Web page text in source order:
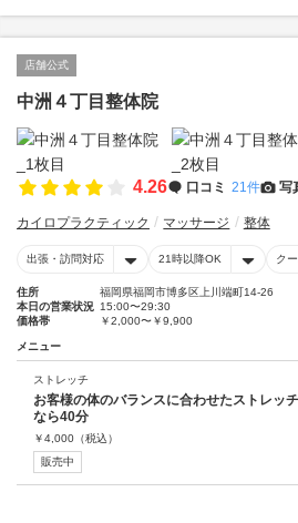
店舗公式
中洲４丁目整体院
4.26 口コミ 21件 写
カイロプラクティック マッサージ 整体
出張・訪問対応 21時以降OK ク
住所
福岡県福岡市博多区上川端町14-26
本日の営業状況 15:00〜29:30
価格帯
￥2,000〜￥9,900
メニュー
ストレッチ
お客様の体のバランスに合わせたストレッ
なら40分
￥4,000 （税込）
販売中